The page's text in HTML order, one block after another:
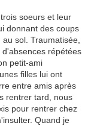
soeurs et leur
donnant des coups
sol. Traumatisée,
répétées
petit-ami
filles lui ont
entre amis après
rentrer tard, nous
pour rentrer chez
Quand je